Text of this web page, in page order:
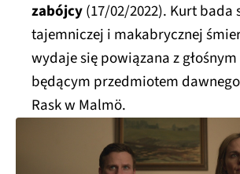
zabójcy(17/02/2022). Kurt bada
tajemniczej i makabrycznej
wydaje się powiązana z
będącym przedmiotem
Rask w Malmö.